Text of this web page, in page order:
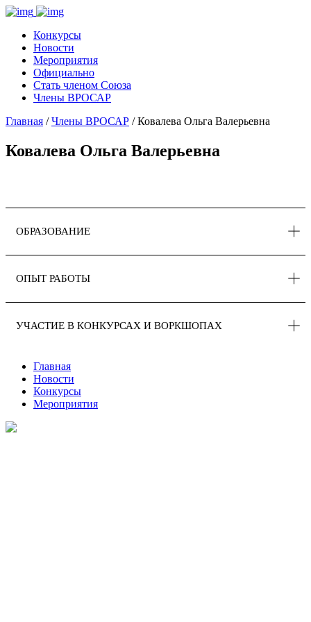
Конкурсы
Новости
Мероприятия
Официально
Стать членом Союза
Члены ВРОСАР
Главная /Члены ВРОСАР / Ковалева Ольга Валерьевна
Ковалева Ольга Валерьевна
ОБРАЗОВАНИЕ
ОПЫТ РАБОТЫ
УЧАСТИЕ В КОНКУРСАХ И ВОРКШОПАХ
Главная
Новости
Конкурсы
Мероприятия